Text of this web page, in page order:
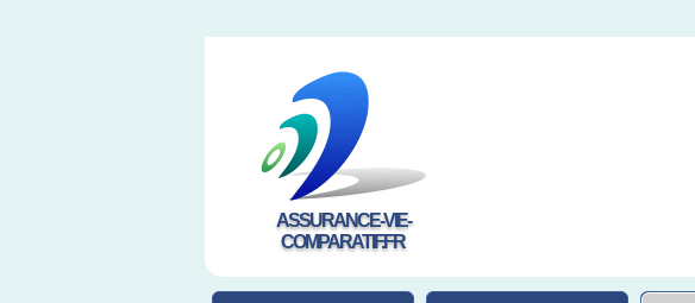
ASSURANCE-VIE-
COMPARATIF.FR